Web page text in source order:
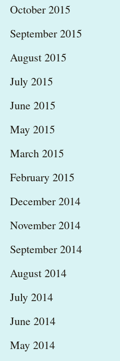
October 2015
September 2015
August 2015
July 2015
June 2015
May 2015
March 2015
February 2015
December 2014
November 2014
September 2014
August 2014
July 2014
June 2014
May 2014